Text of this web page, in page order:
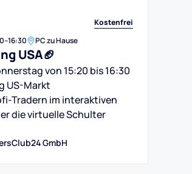
Kostenfrei
–16:30 PC zu Hause
USA🏈
von 15:20 bis 16:30
US-Markt
Tradern im interaktiven
die virtuelle Schulter
GmbH